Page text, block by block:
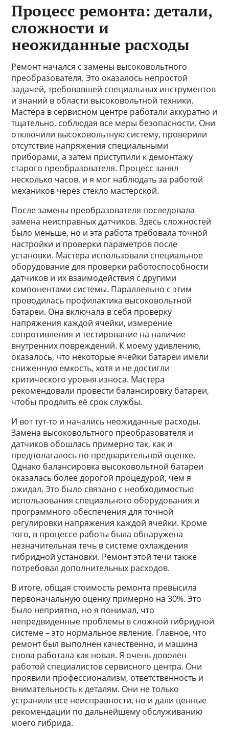
Процесс ремонта: детали,
сложности и
неожиданные расходы
Ремонт начался с замены высоковольтного
преобразователя. Это оказалось непростой
задачей, требовавшей специальных инструментов
и знаний в области высоковольтной техники.
Мастера в сервисном центре работали аккуратно и
тщательно, соблюдая все меры безопасности. Они
отключили высоковольтную систему, проверили
отсутствие напряжения специальными
приборами, а затем приступили к демонтажу
старого преобразователя. Процесс занял
несколько часов, и я мог наблюдать за работой
механиков через стекло мастерской.
После замены преобразователя последовала
замена неисправных датчиков. Здесь сложностей
было меньше, но и эта работа требовала точной
настройки и проверки параметров после
установки. Мастера использовали специальное
оборудование для проверки работоспособности
датчиков и их взаимодействия с другими
компонентами системы. Параллельно с этим
проводилась профилактика высоковольтной
батареи. Она включала в себя проверку
напряжения каждой ячейки, измерение
сопротивления и тестирование на наличие
внутренних повреждений. К моему удивлению,
оказалось, что некоторые ячейки батареи имели
сниженную емкость, хотя и не достигли
критического уровня износа. Мастера
рекомендовали провести балансировку батареи,
чтобы продлить её срок службы.
И вот тут-то и начались неожиданные расходы.
Замена высоковольтного преобразователя и
датчиков обошлась примерно так, как и
предполагалось по предварительной оценке.
Однако балансировка высоковольтной батареи
оказалась более дорогой процедурой, чем я
ожидал. Это было связано с необходимостью
использования специального оборудования и
программного обеспечения для точной
регулировки напряжения каждой ячейки. Кроме
того, в процессе работы была обнаружена
незначительная течь в системе охлаждения
гибридной установки. Ремонт этой течи также
потребовал дополнительных расходов.
В итоге, общая стоимость ремонта превысила
первоначальную оценку примерно на 30%. Это
было неприятно, но я понимал, что
непредвиденные проблемы в сложной гибридной
системе – это нормальное явление. Главное, что
ремонт был выполнен качественно, и машина
снова работала как новая. Я очень доволен
работой специалистов сервисного центра. Они
проявили профессионализм, ответственность и
внимательность к деталям. Они не только
устранили все неисправности, но и дали ценные
рекомендации по дальнейшему обслуживанию
моего гибрида.